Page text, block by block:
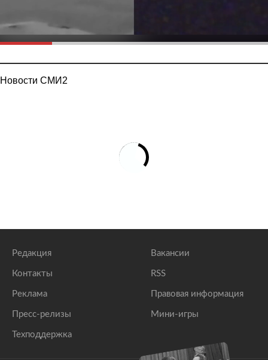
Новости СМИ2
Редакция
Контакты
Реклама
Пресс-релизы
Техподдержка
Вакансии
RSS
Правовая информация
Мини-игры